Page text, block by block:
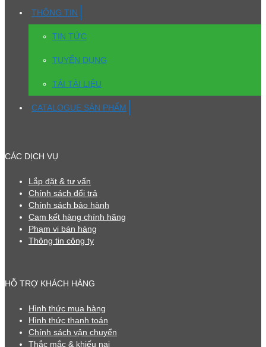
THÔNG TIN
TIN TỨC
TUYỂN DỤNG
TẢI TÀI LIỆU
CATALOGUE SẢN PHẨM
CÁC DỊCH VỤ
Lắp đặt & tư vấn
Chính sách đổi trả
Chính sách bảo hành
Cam kết hàng chính hãng
Phạm vi bán hàng
Thông tin công ty
HỖ TRỢ KHÁCH HÀNG
Hình thức mua hàng
Hình thức thanh toán
Chính sách vận chuyển
Thắc mắc & khiếu nại